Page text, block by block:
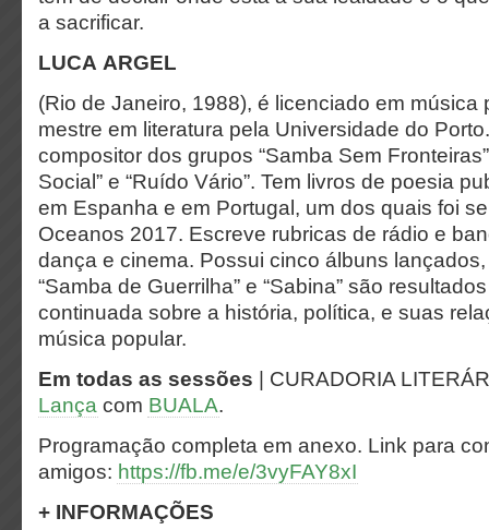
a sacrificar.
LUCA ARGEL
(Rio de Janeiro, 1988), é licenciado em música
mestre em literatura pela Universidade do
compositor dos grupos “Samba Sem
Social” e “Ruído Vário”. Tem livros de poesia
em Espanha e em Portugal, um dos quais foi
Oceanos 2017. Escreve rubricas de rádio e
dança e cinema. Possui cinco álbuns
“Samba de Guerrilha” e “Sabina” são
continuada sobre a história, política, e suas
música popular.
Em todas as sessões | CURADORIA
Lança com BUALA.
Programação completa em anexo. Link para
amigos: https://fb.me/e/3vyFAY8xI
+ INFORMAÇÕES